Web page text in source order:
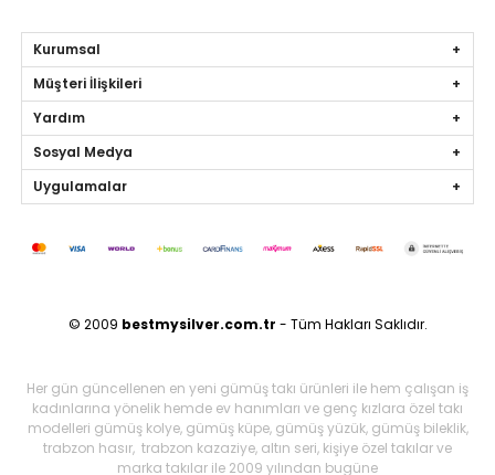
Kurumsal
Müşteri İlişkileri
Yardım
Sosyal Medya
Uygulamalar
© 2009 bestmysilver.com.tr - Tüm Hakları Saklıdır.
Her gün güncellenen en yeni gümüş takı ürünleri ile hem çalışan iş
kadınlarına yönelik hemde ev hanımları ve genç kızlara özel takı
modelleri gümüş kolye, gümüş küpe, gümüş yüzük, gümüş bileklik,
trabzon hasır, trabzon kazaziye, altın seri, kişiye özel takılar ve
marka takılar ile 2009 yılından bugüne